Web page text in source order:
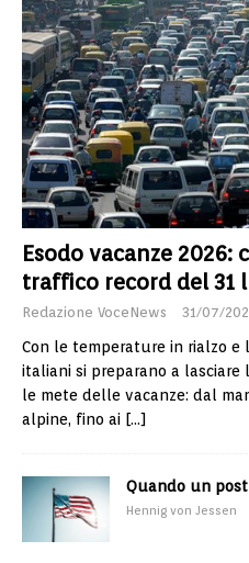
Esodo vacanze
traffico record del 31
Redazione VoceNews 31/07/
Con le temperature in rialzo e
italiani si preparano a
le mete delle vacanze: dal
alpine, fino ai […]
Quando un
Hennig von Jessen